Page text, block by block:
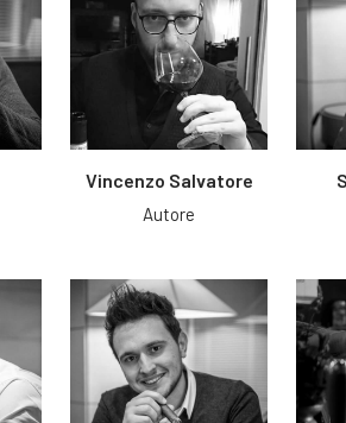
Vincenzo Salvatore
Autore